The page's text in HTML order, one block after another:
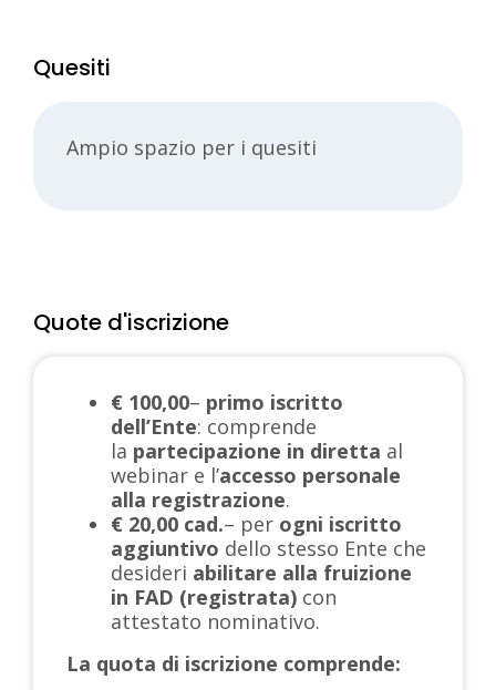
Quesiti
Ampio spazio per i quesiti
Quote d'iscrizione
€ 100,00– primo iscritto
dell’Ente: comprende
la partecipazione in diretta al
webinar e l’accesso personale
alla registrazione.
€ 20,00 cad.– per ogni iscritto
aggiuntivo dello stesso Ente che
desideri abilitare alla fruizione
in FAD (registrata) con
attestato nominativo.
La quota di iscrizione comprende: